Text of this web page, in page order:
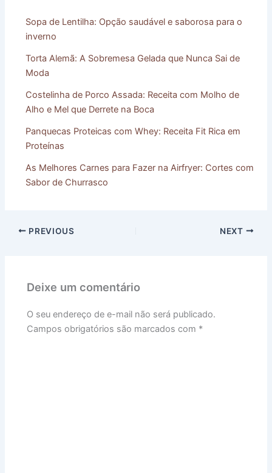
Sopa de Lentilha: Opção saudável e saborosa para o
inverno
Torta Alemã: A Sobremesa Gelada que Nunca Sai de
Moda
Costelinha de Porco Assada: Receita com Molho de
Alho e Mel que Derrete na Boca
Panquecas Proteicas com Whey: Receita Fit Rica em
Proteínas
As Melhores Carnes para Fazer na Airfryer: Cortes com
Sabor de Churrasco
PREVIOUS NEXT
Deixe um comentário
O seu endereço de e-mail não será publicado.
Campos obrigatórios são marcados com *